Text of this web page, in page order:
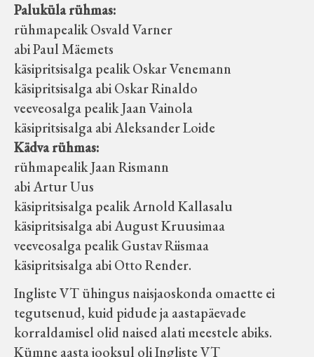
Paluküla rühmas:
rühmapealik Osvald Varner
abi Paul Mäemets
käsipritsisalga pealik Oskar Venemann
käsipritsisalga abi Oskar Rinaldo
veeveosalga pealik Jaan Vainola
käsipritsisalga abi Aleksander Loide
Kädva rühmas:
rühmapealik Jaan Rismann
abi Artur Uus
käsipritsisalga pealik Arnold Kallasalu
käsipritsisalga abi August Kruusimaa
veeveosalga pealik Gustav Riismaa
käsipritsisalga abi Otto Render.
Ingliste VT ühingus naisjaoskonda omaette ei
tegutsenud, kuid pidude ja aastapäevade
korraldamisel olid naised alati meestele abiks.
Kümne aasta jooksul oli Ingliste VT